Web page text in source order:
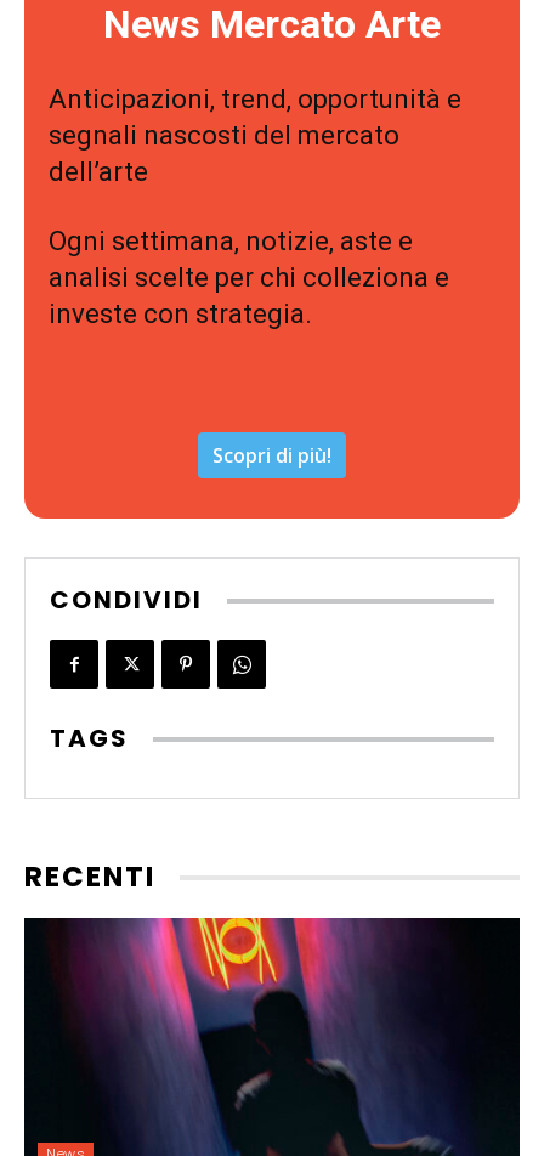
News Mercato Arte
Anticipazioni, trend, opportunità e
segnali nascosti del mercato
dell’arte
Ogni settimana, notizie, aste e
analisi scelte per chi colleziona e
investe con strategia.
Scopri di più!
CONDIVIDI
TAGS
RECENTI